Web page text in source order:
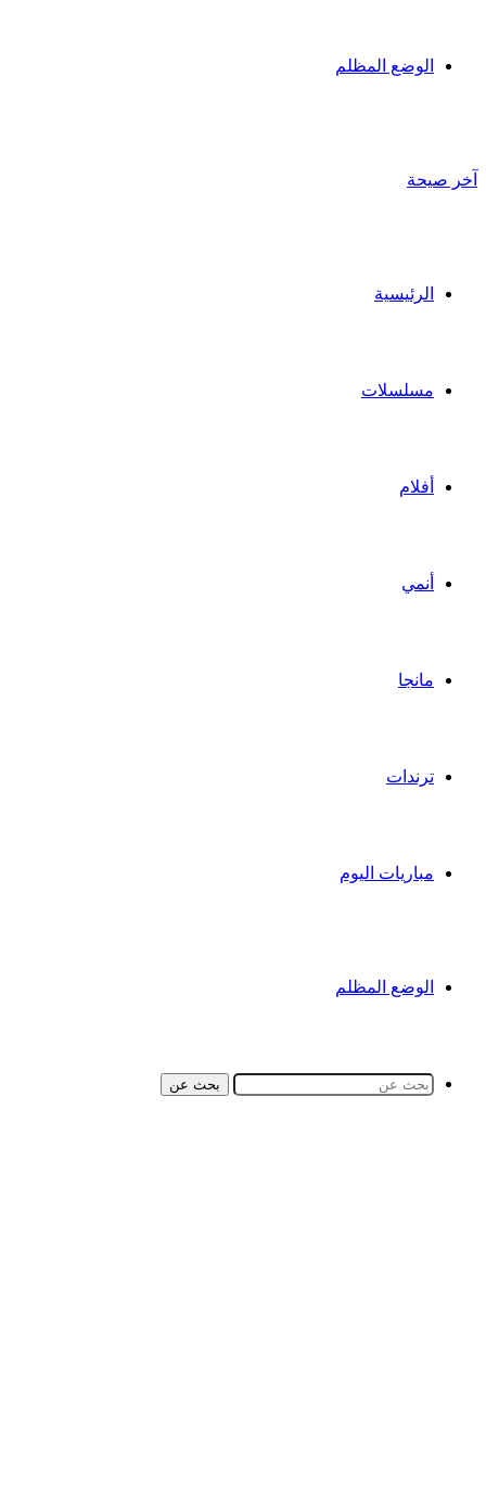
الوضع المظلم
آخر صيحة
الرئيسية
مسلسلات
أفلام
أنمي
مانجا
ترندات
مباريات اليوم
الوضع المظلم
بحث عن